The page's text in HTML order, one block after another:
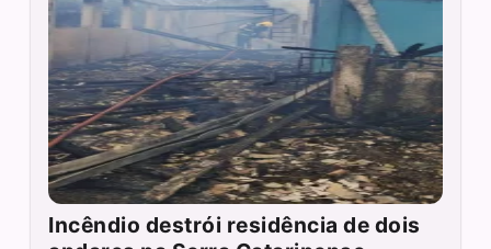
Incêndio destrói residência de dois